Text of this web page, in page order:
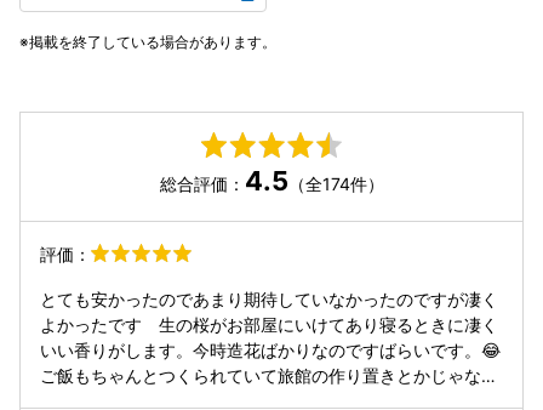
掲載を終了している場合があります。
総合評価： 4.5 （全174件）
評価：
とても安かったのであまり期待していなかったのですが凄く
よかったです 生の桜がお部屋にいけてあり寝るときに凄く
いい香りがします。今時造花ばかりなのですばらいです。😂
ご飯もちゃんとつくられていて旅館の作り置きとかじゃない